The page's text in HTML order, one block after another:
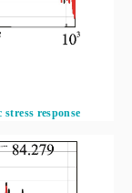
stress response